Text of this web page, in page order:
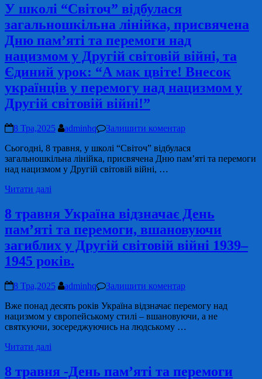
У школі “Світоч” відбулася
загальношкільна лінійка, присвячена
Дню пам’яті та перемоги над
нацизмом у Другій світовій війні, та
Єдиний урок: “А мак цвіте! Внесок
українців у перемогу над нацизмом у
Другій світовій війні!”
8 Тра,2025 adminhq
Залишити коментар
Сьогодні, 8 травня, у школі “Світоч” відбулася
загальношкільна лінійка, присвячена Дню пам’яті та перемоги
над нацизмом у Другій світовій війні, …
Читати далі
8 травня Україна відзначає День
пам’яті та перемоги, вшановуючи
загиблих у Другій світовій війні 1939–
1945 років.
8 Тра,2025 adminhq
Залишити коментар
Вже понад десять років Україна відзначає перемогу над
нацизмом у європейському стилі – вшановуючи, а не
святкуючи, зосереджуючись на людському …
Читати далі
8 травня -День пам’яті та перемоги